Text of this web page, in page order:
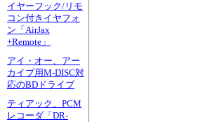
イヤーフック/リモ
コン付きイヤフォ
ン「AirJax
+Remote」
アイ・オー、アー
カイブ用M-DISC対
応のBDドライブ
ティアック、PCM
レコーダ「DR-